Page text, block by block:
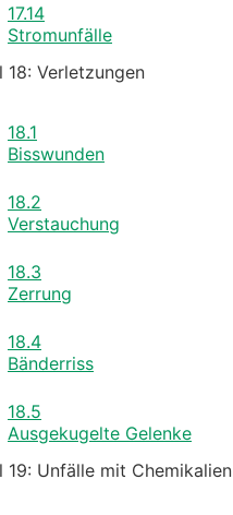
17.14
Stromunfälle
18: Verletzungen
18.1
Bisswunden
18.2
Verstauchung
18.3
Zerrung
18.4
Bänderriss
18.5
Ausgekugelte Gelenke
19: Unfälle mit Chemikalien